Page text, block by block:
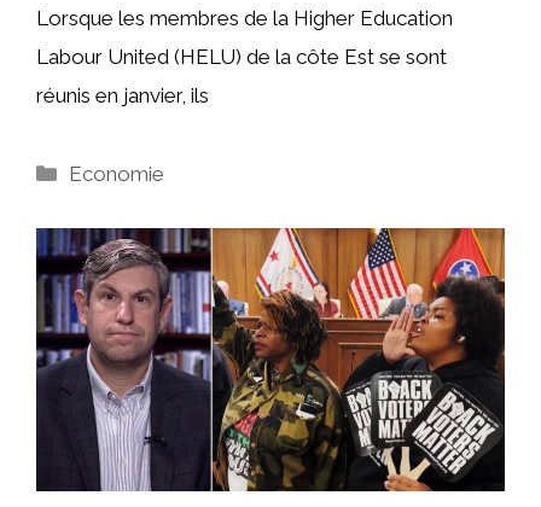
Lorsque les membres de la Higher Education
Labour United (HELU) de la côte Est se sont
réunis en janvier, ils
Catégories
Economie